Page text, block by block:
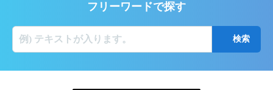
フリーワードで探す